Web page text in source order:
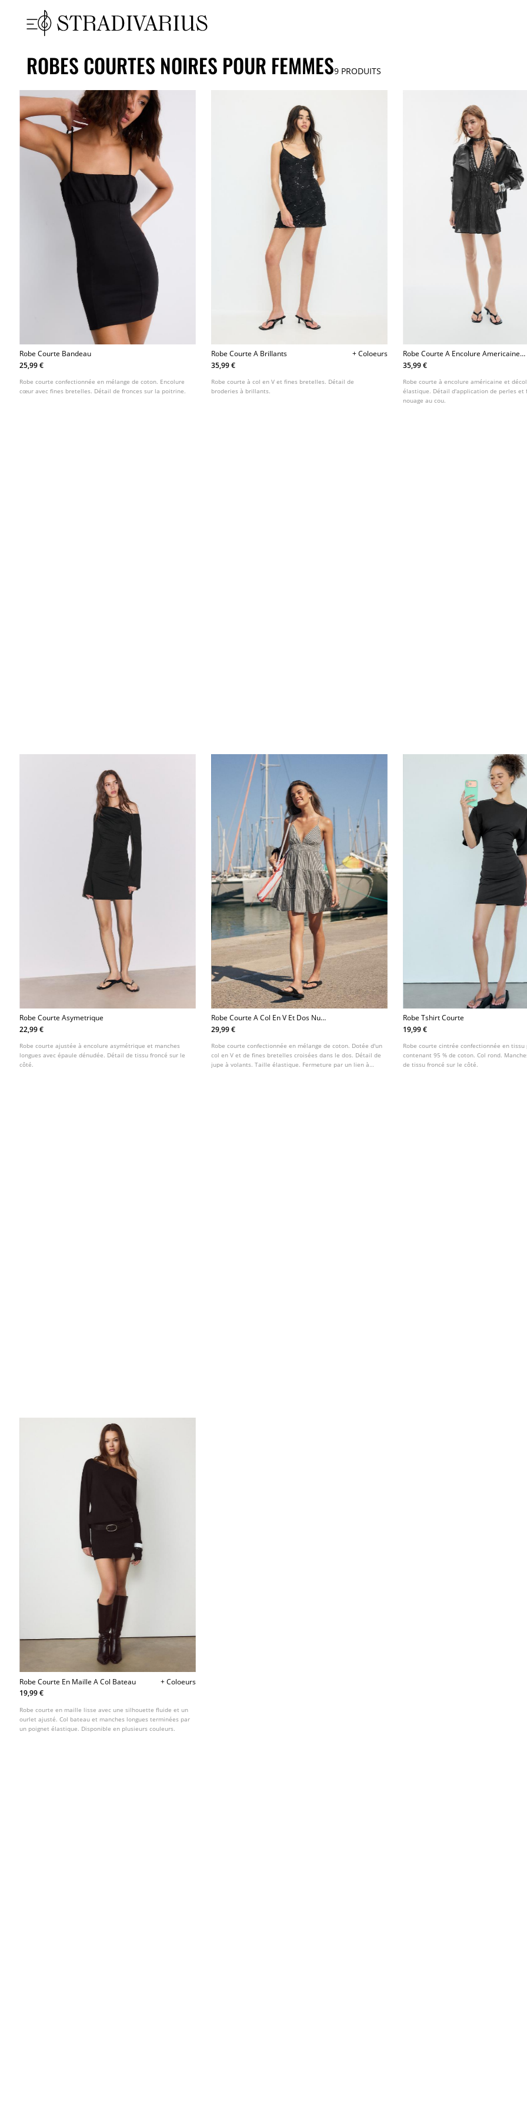
ROBES COURTES NOIRES POUR FEMMES9 PRODUITS
Robe Courte Bandeau
25,99 €
Robe courte confectionnée en mélange de coton. Encolure
cœur avec fines bretelles. Détail de fronces sur la poitrine.
Robe Courte A Brillants
+ Coloeurs
35,99 €
Robe courte à col en V et fines bretelles. Détail de
broderies à brillants.
Robe Courte A Encolure Americaine
Et Perles
35,99 €
Robe courte à encolure américaine et
élastique. Détail d'application de perles et
nouage au cou.
Robe Courte Asymetrique
22,99 €
Robe courte ajustée à encolure asymétrique et manches
longues avec épaule dénudée. Détail de tissu froncé sur le
côté.
Robe Courte A Col En V Et Dos Nu
Vichy
29,99 €
Robe courte confectionnée en mélange de coton. Dotée d'un
col en V et de fines bretelles croisées dans le dos. Détail de
jupe à volants. Taille élastique. Fermeture par un lien à
Robe Tshirt Courte
19,99 €
Robe courte cintrée confectionnée en tissu
contenant 95 % de coton. Col rond.
de tissu froncé sur le côté.
Robe Courte En Maille A Col Bateau
+ Coloeurs
19,99 €
Robe courte en maille lisse avec une silhouette fluide et un
ourlet ajusté. Col bateau et manches longues terminées par
un poignet élastique. Disponible en plusieurs couleurs.